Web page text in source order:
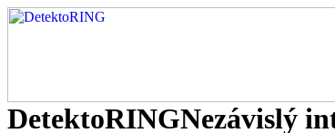
DetektoRINGNezávislý